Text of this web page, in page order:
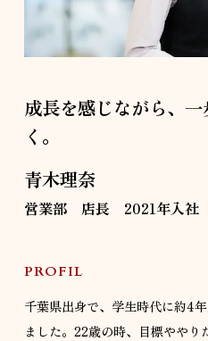
成長を感じながら、
く。
青木理奈
営業部 店長 2021年入社
PROFIL
千葉県出身で、学生時代に約4
ました。22歳の時、目標やや